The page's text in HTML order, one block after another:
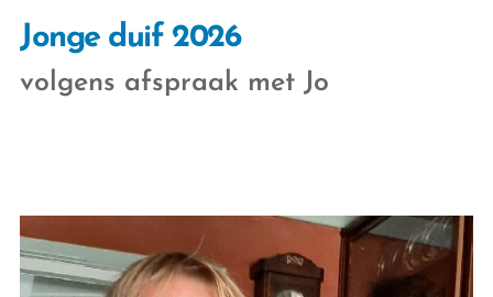
Jonge duif 2026
volgens afspraak met Jo